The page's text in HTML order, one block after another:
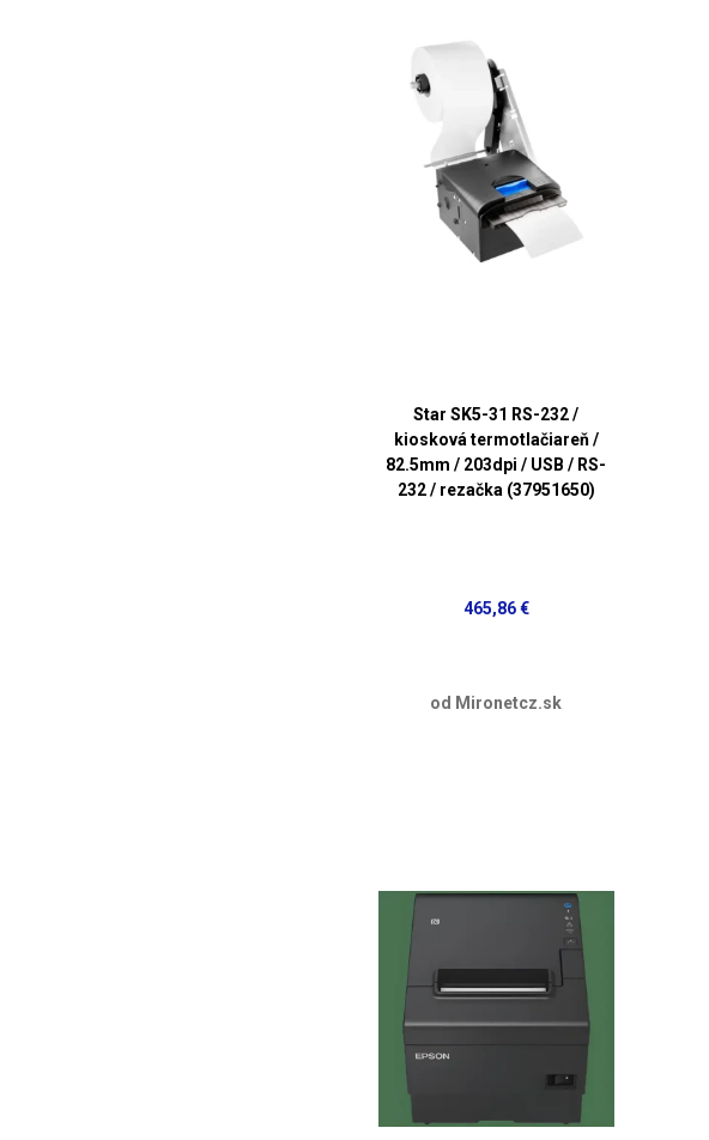
Star SK5-31 RS-232 /
kiosková termotlačiareň /
82.5mm / 203dpi / USB / RS-
232 / rezačka (37951650)
465,86 €
od Mironetcz.sk